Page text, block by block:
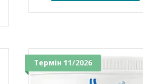
Термін 11/2026